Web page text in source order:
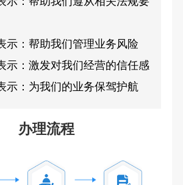
示：帮助我们管理业务风险
示：激发对我们经营的信任感
示：为我们的业务保驾护航
办理流程